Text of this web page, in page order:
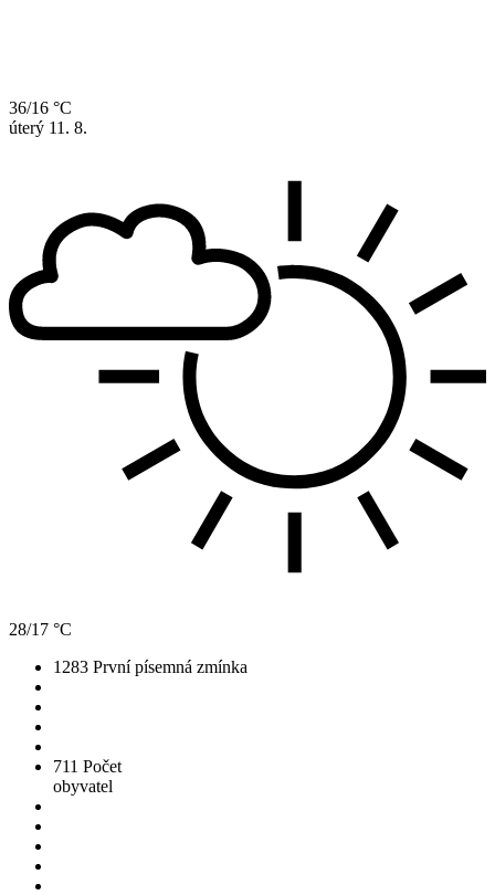
36/16 °C
úterý 11. 8.
28/17 °C
1283 První písemná zmínka
711 Počet
obyvatel